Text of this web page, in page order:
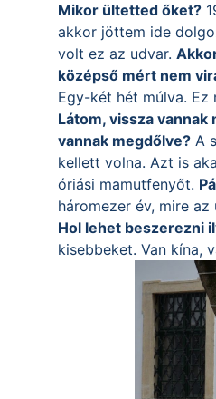
Mikor ültetted őket?
akkor jöttem ide
volt ez az udvar.
középső mért nem
Egy-két hét múlva.
Látom, vissza vannak
vannak megdőlve? A
kellett volna. Azt is
óriási mamutfenyőt.
háromezer év, mire
Hol lehet beszerezni
kisebbeket. Van kína,